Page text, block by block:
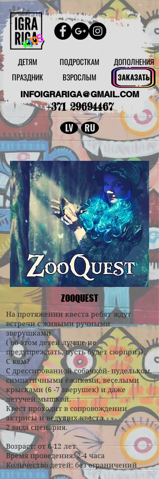
INFOIGRARIGA@GMAIL.COM
+371 29694467
ДЕТЯМ ПОДРОСТКАМ
ДОПОЛНЕНИЯ
ПРАЗДНИК
ВЗРОСЛЫМ ЗАКАЗАТЬ
LV RU
ZOOQUEST
На протяжении квеста ребят ждут
встречи с живыми ручными
зверушками
( об этом детей лучше не
предупреждать, пусть будет сюрприз).
С кем?
C дрессированной собачкой- пудельком,
симпатичными ёжиками, веселыми
крысками (6 -7 зверушек) и даже
летучей мышкой.
Квест проходит в сопровождении
актрисы и ведущих квеста.
2 вида сценария.
Возраст: от 6-12 лет
Время проведения: 2-4 часа
Количество детей: без ограничений